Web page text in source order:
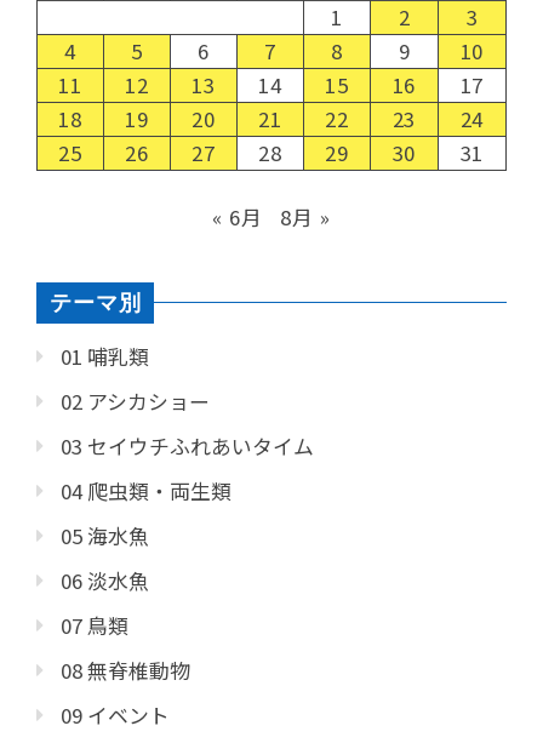
1
2
3
4
5 6 7 8 9
10
11
12 13 14 15 16
17
18
19 20 21 22 23
24
25
26 27 28 29 30 31
« 6月 8月 »
テーマ別
01 哺乳類
02 アシカショー
03 セイウチふれあいタイム
04 爬虫類・両生類
05 海水魚
06 淡水魚
07 鳥類
08 無脊椎動物
09 イベント